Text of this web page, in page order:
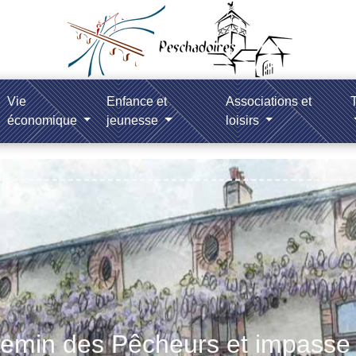
Vie
économique
Enfance et
jeunesse
Associations et
loisirs
des Pêcheurs et